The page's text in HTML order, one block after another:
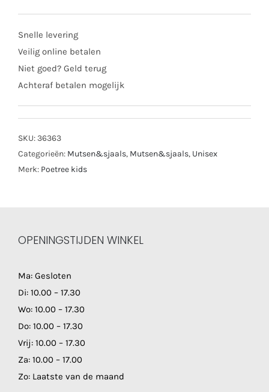
Snelle levering
Veilig online betalen
Niet goed? Geld terug
Achteraf betalen mogelijk
SKU:36363
Categorieën: Mutsen&sjaals, Mutsen&sjaals, Unisex
Merk: Poetree kids
OPENINGSTIJDEN WINKEL
Ma: Gesloten
Di: 10.00 – 17.30
Wo: 10.00 – 17.30
Do: 10.00 – 17.30
Vrij: 10.00 – 17.30
Za: 10.00 – 17.00
Zo: Laatste van de maand